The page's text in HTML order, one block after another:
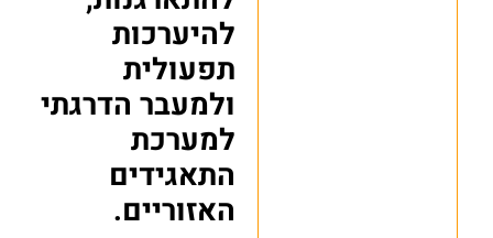
להיערכות
תפעולית
ולמעבר הדרגתי
למערכת
התאגידים
האזוריים.